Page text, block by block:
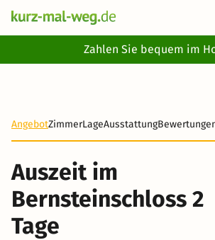
Zahlen Sie bequem im
AngebotZimmerLageAusstattung
Auszeit im
Bernsteinschloss 2
Tage